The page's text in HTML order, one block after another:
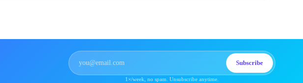
Subscribe
1×/week, no spam. Unsubscribe anytime.